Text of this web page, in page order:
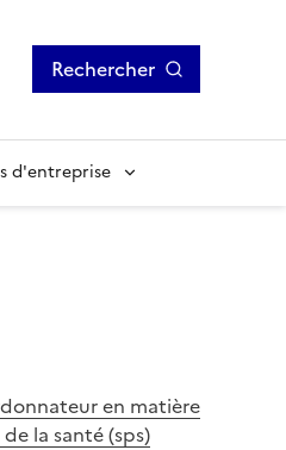
Rechercher
d'entreprise
en matière
la santé (sps)